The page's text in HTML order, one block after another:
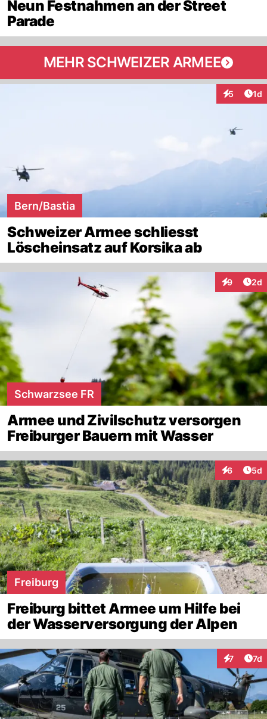
Neun Festnahmen an der Street
Parade
MEHR SCHWEIZER ARMEE
5 1d
Bern/Bastia
Schweizer Armee schliesst
Löscheinsatz auf Korsika ab
9 2d
Schwarzsee FR
Armee und Zivilschutz versorgen
Freiburger Bauern mit Wasser
6 5d
Freiburg
Freiburg bittet Armee um Hilfe bei
der Wasserversorgung der Alpen
7 7d